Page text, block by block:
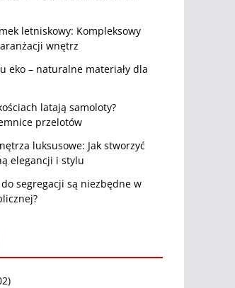
letniskowy: Kompleksowy
wnętrz
eko – naturalne materiały dla
latają samoloty?
przelotów
luksusowe: Jak stworzyć
elegancji i stylu
do segregacji są niezbędne w